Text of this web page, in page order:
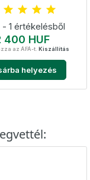
1 értékelésből
400 HUF
az ÁFÁ-t. Kiszállítás
helyezés